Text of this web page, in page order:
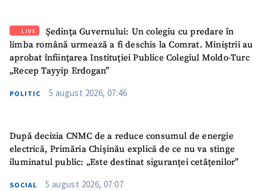
LIVE
Ședința Guvernului: Un colegiu cu predare în
limba română urmează a fi deschis la Comrat. Miniștrii au
aprobat înființarea Instituției Publice Colegiul Moldo-Turc
„Recep Tayyip Erdogan”
POLITIC 5 august 2026, 07:46
După decizia CNMC de a reduce consumul de energie
electrică, Primăria Chișinău explică de ce nu va stinge
iluminatul public: „Este destinat siguranței cetățenilor”
SOCIAL 5 august 2026, 07:07